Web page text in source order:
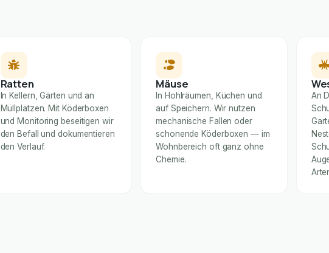
Ratten
In Kellern, Gärten und an
Müllplätzen. Mit Köderboxen
und Monitoring beseitigen wir
den Befall und dokumentieren
den Verlauf.
Mäuse
In Hohlräumen, Küchen und
auf Speichern. Wir nutzen
mechanische Fallen oder
schonende Köderboxen — im
Wohnbereich oft ganz ohne
Chemie.
An